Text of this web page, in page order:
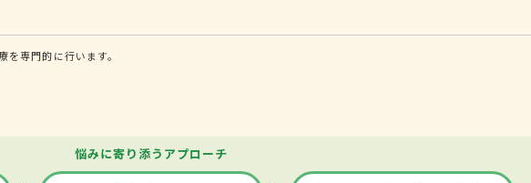
専門的に行います。
悩みに寄り添うアプローチ